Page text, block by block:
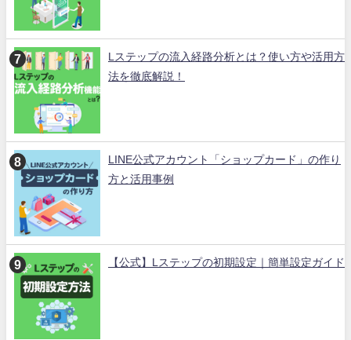
Lステップの流入経路分析とは？使い方や活用方
法を徹底解説！
LINE公式アカウント「ショップカード」の作り
方と活用事例
【公式】Lステップの初期設定｜簡単設定ガイド